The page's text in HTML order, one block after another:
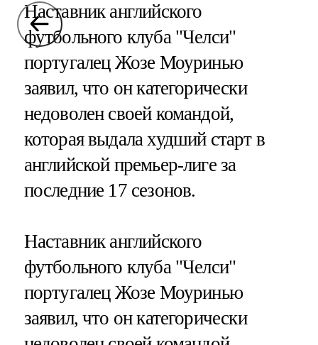
Наставник английского
футбольного клуба "Челси"
португалец Жозе Моуринью
заявил, что он категорически
недоволен своей командой,
которая выдала худший старт в
английской премьер-лиге за
последние 17 сезонов.
Наставник английского
футбольного клуба "Челси"
португалец Жозе Моуринью
заявил, что он категорически